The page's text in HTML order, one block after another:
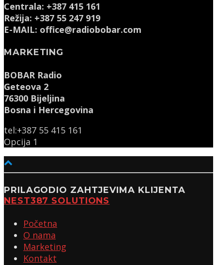
Centrala: +387 415 161
Režija: +387 55 247 919
E-MAIL: office@radiobobar.com
MARKETING
BOBAR Radio
Geteova 2
76300 Bijeljina
Bosna i Hercegovina
tel:+387 55 415 161
Opcija 1
PRILAGODIO ZAHTJEVIMA KLIJENTA
NEST387 SOLUTIONS
Početna
O nama
Marketing
Kontakt